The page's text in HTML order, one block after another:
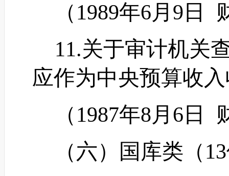
（1989年6月9日
11.关于审计机关
应作为中央预算收
（1987年8月6日
（六）国库类（